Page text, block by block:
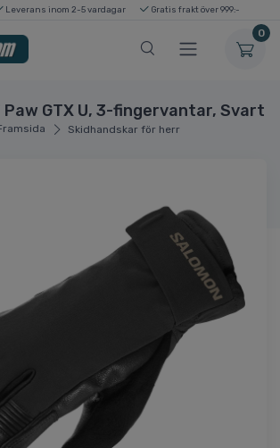
Leverans inom 2-5 vardagar Gratis frakt över 999:-
0
Paw GTX U, 3-fingervantar, Svart
Skidhandskar för herr